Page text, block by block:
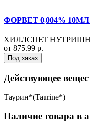
ФОРВЕТ 0,004%
ХИЛЛСПЕТ
от 875.99 р.
Под заказ
Действующее
Таурин*(Taurine*)
Наличие товара в